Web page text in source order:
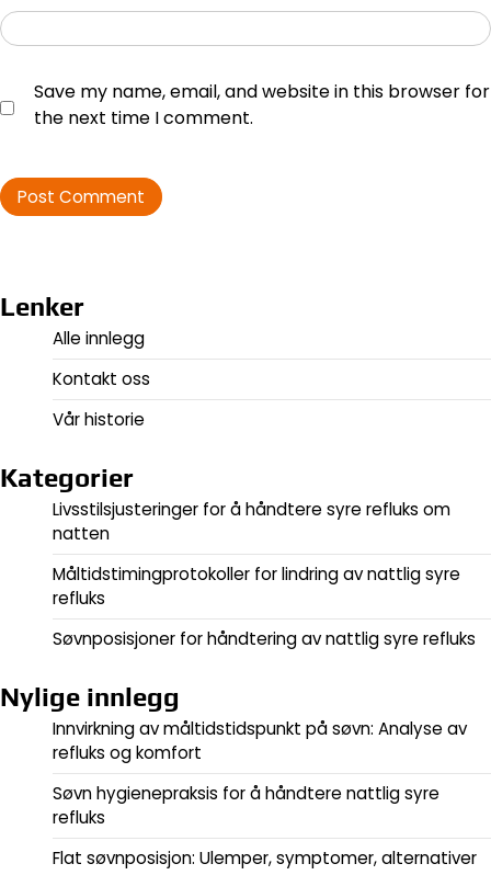
Save my name, email, and website in this browser for
the next time I comment.
Lenker
Alle innlegg
Kontakt oss
Vår historie
Kategorier
Livsstilsjusteringer for å håndtere syre refluks om
natten
Måltidstimingprotokoller for lindring av nattlig syre
refluks
Søvnposisjoner for håndtering av nattlig syre refluks
Nylige innlegg
Innvirkning av måltidstidspunkt på søvn: Analyse av
refluks og komfort
Søvn hygienepraksis for å håndtere nattlig syre
refluks
Flat søvnposisjon: Ulemper, symptomer, alternativer